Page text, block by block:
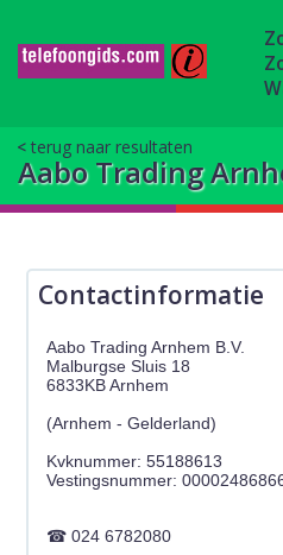
terug naar resultaten
Aabo Trading
Contactinformatie
Aabo Trading Arnhem B.V.
Malburgse Sluis 18
6833KB Arnhem
(Arnhem - Gelderland)
Kvknummer: 55188613
024 6782080